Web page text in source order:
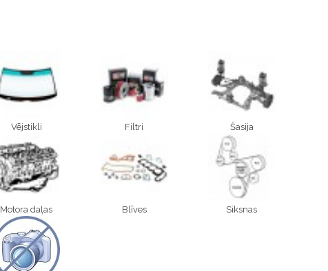
Vējstikli Filtri Šasija
Motora daļas Blīves Siksnas